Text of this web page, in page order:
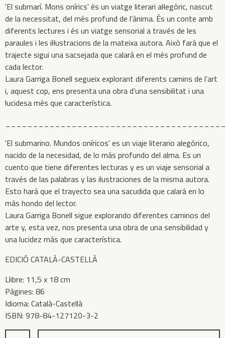
'El submarí. Mons onírics' és un viatge literari al·legòric, nascut
de la necessitat, del més profund de l’ànima. És un conte amb
diferents lectures i és un viatge sensorial a través de les
paraules i les il·lustracions de la mateixa autora. Això farà que el
trajecte sigui una sacsejada que calarà en el més profund de
cada lector.
Laura Garriga Bonell segueix explorant diferents camins de l’art
i, aquest cop, ens presenta una obra d’una sensibilitat i una
lucidesa més que característica.
'El submarino. Mundos oníricos' es un viaje literario alegórico,
nacido de la necesidad, de lo más profundo del alma. Es un
cuento que tiene diferentes lecturas y es un viaje sensorial a
través de las palabras y las ilustraciones de la misma autora.
Esto hará que el trayecto sea una sacudida que calará en lo
más hondo del lector.
Laura Garriga Bonell sigue explorando diferentes caminos del
arte y, esta vez, nos presenta una obra de una sensibilidad y
una lucidez más que característica.
EDICIÓ CATALÀ-CASTELLÀ
Llibre: 11,5 x 18 cm
Pàgines: 86
Idioma: Català-Castellà
ISBN: 978-84-127120-3-2